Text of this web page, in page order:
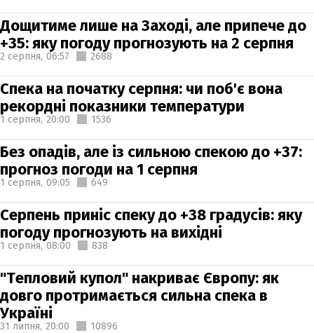
Дощитиме лише на Заході, але припече до
+35: яку погоду прогнозують на 2 серпня
2 серпня, 06:57 2688
Спека на початку серпня: чи поб'є вона
рекордні показники температури
1 серпня, 20:00 1536
Без опадів, але із сильною спекою до +37:
прогноз погоди на 1 серпня
1 серпня, 09:05 649
Серпень приніс спеку до +38 градусів: яку
погоду прогнозують на вихідні
1 серпня, 08:00 838
"Тепловий купол" накриває Європу: як
довго протримається сильна спека в
Україні
31 липня, 20:00 10896